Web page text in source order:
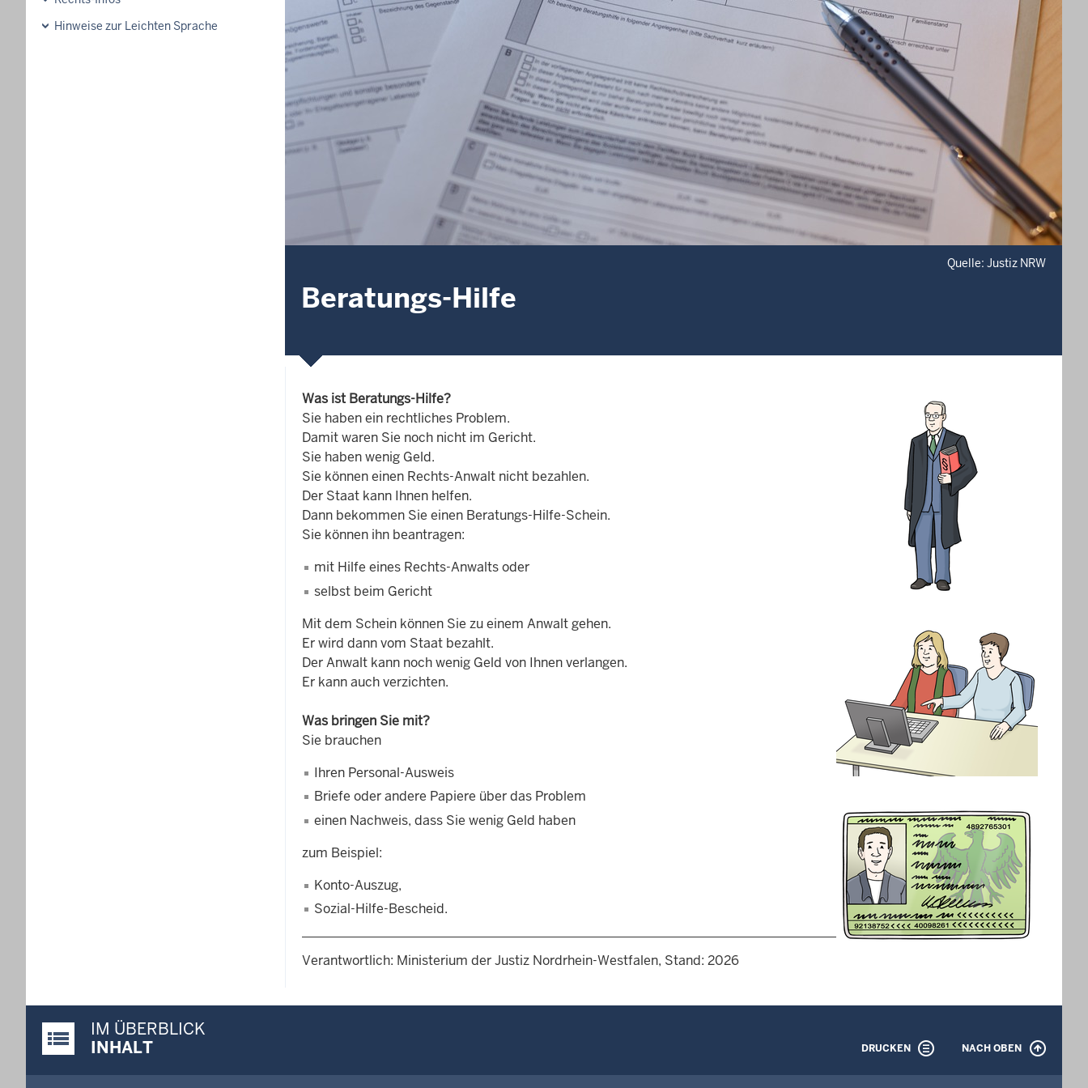
Hinweise zur Leichten Sprache
Quelle: Justiz NRW
Beratungs-Hilfe
Was ist Beratungs-Hilfe?
Sie haben ein rechtliches Problem.
Damit waren Sie noch nicht im Gericht.
Sie haben wenig Geld.
Sie können einen Rechts-Anwalt nicht bezahlen.
Der Staat kann Ihnen helfen.
Dann bekommen Sie einen Beratungs-Hilfe-Schein.
Sie können ihn beantragen:
mit Hilfe eines Rechts-Anwalts oder
selbst beim Gericht
Mit dem Schein können Sie zu einem Anwalt gehen.
Er wird dann vom Staat bezahlt.
Der Anwalt kann noch wenig Geld von Ihnen verlangen.
Er kann auch verzichten.
Was bringen Sie mit?
Sie brauchen
Ihren Personal-Ausweis
Briefe oder andere Papiere über das Problem
einen Nachweis, dass Sie wenig Geld haben
zum Beispiel:
Konto-Auszug,
Sozial-Hilfe-Bescheid.
Verantwortlich: Ministerium der Justiz Nordrhein-Westfalen, Stand: 2026
Justiz-Portal im Überblick:
IM ÜBERBLICK
INHALT
DRUCKEN NACH OBEN